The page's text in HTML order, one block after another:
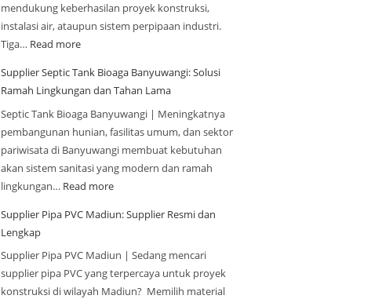
mendukung keberhasilan proyek konstruksi,
instalasi air, ataupun sistem perpipaan industri.
Tiga… Read more
Supplier Septic Tank Bioaga Banyuwangi: Solusi
Ramah Lingkungan dan Tahan Lama
Septic Tank Bioaga Banyuwangi | Meningkatnya
pembangunan hunian, fasilitas umum, dan sektor
pariwisata di Banyuwangi membuat kebutuhan
akan sistem sanitasi yang modern dan ramah
lingkungan… Read more
Supplier Pipa PVC Madiun: Supplier Resmi dan
Lengkap
Supplier Pipa PVC Madiun | Sedang mencari
supplier pipa PVC yang terpercaya untuk proyek
konstruksi di wilayah Madiun? Memilih material